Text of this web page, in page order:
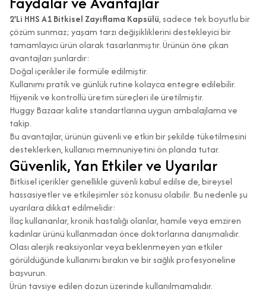
2'Li HHS A1 Bitkisel Zayıflama Kapsülü, sadece tek boyutlu bir
çözüm sunmaz; yaşam tarzı değişikliklerini destekleyici bir
tamamlayıcı ürün olarak tasarlanmıştır. Ürünün öne çıkan
avantajları şunlardır:
Doğal içerikler ile formüle edilmiştir.
Kullanımı pratik ve günlük rutine kolayca entegre edilebilir.
Hijyenik ve kontrollü üretim süreçleri ile üretilmiştir.
Huggy Bazaar kalite standartlarına uygun ambalajlama ve
takip.
Bu avantajlar, ürünün güvenli ve etkin bir şekilde tüketilmesini
desteklerken, kullanıcı memnuniyetini ön planda tutar.
Güvenlik, Yan Etkiler ve Uyarılar
Bitkisel içerikler genellikle güvenli kabul edilse de, bireysel
hassasiyetler ve etkileşimler söz konusu olabilir. Bu nedenle şu
uyarılara dikkat edilmelidir:
İlaç kullananlar, kronik hastalığı olanlar, hamile veya emziren
kadınlar ürünü kullanmadan önce doktorlarına danışmalıdır.
Olası alerjik reaksiyonlar veya beklenmeyen yan etkiler
görüldüğünde kullanımı bırakın ve bir sağlık profesyoneline
başvurun.
Ürün tavsiye edilen dozun üzerinde kullanılmamalıdır.